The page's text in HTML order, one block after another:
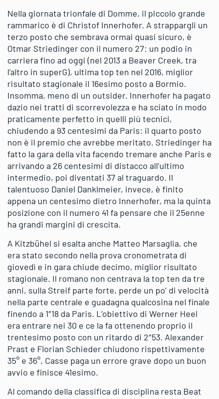
Nella giornata trionfale di Domme, il piccolo grande
rammarico è di Christof Innerhofer. A strappargli un
terzo posto che sembrava ormai quasi sicuro, è
Otmar Striedinger con il numero 27: un podio in
carriera fino ad oggi (nel 2013 a Beaver Creek, tra
l’altro in superG), ultima top ten nel 2016, miglior
risultato stagionale il 16esimo posto a Bormio.
Insomma, meno di un outsider. Innerhofer ha pagato
dazio nei tratti di scorrevolezza e ha sciato in modo
praticamente perfetto in quelli più tecnici,
chiudendo a 93 centesimi da Paris: il quarto posto
non è il premio che avrebbe meritato. Striedinger ha
fatto la gara della vita facendo tremare anche Paris e
arrivando a 26 centesimi di distacco all’ultimo
intermedio, poi diventati 37 al traguardo. Il
talentuoso Daniel Danklmeier, invece, è finito
appena un centesimo dietro Innerhofer, ma la quinta
posizione con il numero 41 fa pensare che il 25enne
ha grandi margini di crescita.
A Kitzbühel si esalta anche Matteo Marsaglia, che
era stato secondo nella prova cronometrata di
giovedì e in gara chiude decimo, miglior risultato
stagionale. Il romano non centrava la top ten da tre
anni, sulla Streif parte forte, perde un po’ di velocità
nella parte centrale e guadagna qualcosina nel finale
finendo a 1″18 da Paris. L’obiettivo di Werner Heel
era entrare nei 30 e ce la fa ottenendo proprio il
trentesimo posto con un ritardo di 2″53. Alexander
Prast e Florian Schieder chiudono rispettivamente
35° e 36°, Casse paga un errore grave dopo un buon
avvio e finisce 41esimo.
Al comando della classifica di disciplina resta Beat